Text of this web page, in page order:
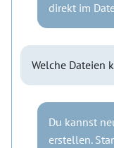
direkt im
Welche Dateien
Du kannst
erstellen.